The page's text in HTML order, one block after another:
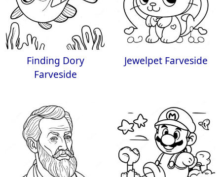
Finding Dory
Farveside
Jewelpet Farveside